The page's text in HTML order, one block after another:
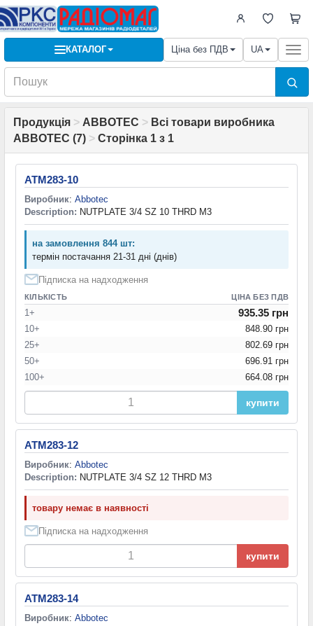
КАТАЛОГ Ціна без ПДВ UA
Продукція > ABBOTEC > Всі товари виробника
ABBOTEC (7) > Сторінка 1 з 1
ATM283-10
Виробник: Abbotec
Description: NUTPLATE 3/4 SZ 10 THRD M3
на замовлення 844 шт:
термін постачання 21-31 дні (днів)
Підписка на надходження
КІЛЬКІСТЬ ЦІНА БЕЗ ПДВ
1+ 935.35 грн
10+
848.90 грн
25+
802.69 грн
50+
696.91 грн
100+
664.08 грн
купити
ATM283-12
Виробник: Abbotec
Description: NUTPLATE 3/4 SZ 12 THRD M3
товару немає в наявності
Підписка на надходження
купити
ATM283-14
Виробник: Abbotec